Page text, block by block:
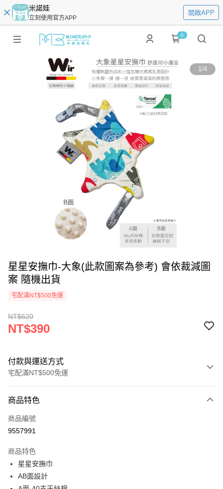
米諾娃
立刻使用官方APP
開啟APP
0
1/4
星星安撫巾-大象(此款圖案為參考) 會依裁減圖
案 隨機出貨
宅配滿NT$500免運
NT$620
NT$390
付款與運送方式
宅配滿NT$500免運
信用卡一次付款
LINE Pay
街口支付
悠遊付
商品特色
商品編號
9557991
商品特色
星星安撫巾
AB面設計